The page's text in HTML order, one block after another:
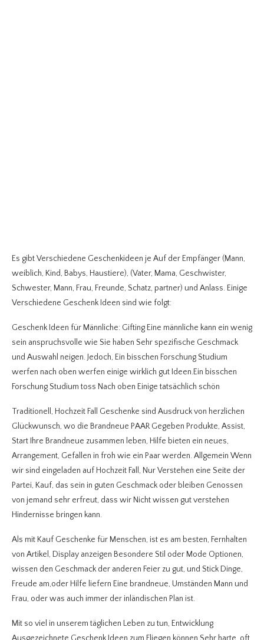
Es gibt Verschiedene Geschenkideen je Auf der Empfänger (Mann,
weiblich, Kind, Babys, Haustiere), (Vater, Mama, Geschwister,
Schwester, Mann, Frau, Freunde, Schatz, partner) und Anlass. Einige
Verschiedene Geschenk Ideen sind wie folgt:
Geschenk Ideen für Männliche: Gifting Eine männliche kann ein wenig
sein anspruchsvolle wie Sie haben Sehr spezifische Geschmack
und Auswahl neigen. Jedoch, Ein bisschen Forschung Studium
werfen nach oben werfen einige wirklich gut Ideen.Ein bisschen
Forschung Studium toss Nach oben Einige tatsächlich schön
Traditionell, Hochzeit Fall Geschenke sind Ausdruck von herzlichen
Glückwunsch, wo die Brandneue PAAR Gegeben Produkte, Assist,
Start Ihre Brandneue zusammen leben, Hilfe bieten ein neues,
Arrangement, Gefallen in froh wie ein Paar werden. Allgemein Wenn
wir sind eingeladen auf Hochzeit Fall, Nur Verstehen eine Seite der
Partei, Kauf, das sein in guten Geschmack oder bleiben Genossen
von jemand sehr erfreut, dass wir Nicht wissen gut verstehen
Hindernisse bringen kann.
Als mit Kauf Geschenke für Menschen, ist es am besten, Fernhalten
von Artikel, Display anzeigen Besondere Stil oder Mode Optionen,
wissen den Geschmack der anderen Feier zu gut, und Stick Dinge,
Freude am,oder Hilfe liefern Eine brandneue, Umständen Mann und
Frau, oder was auch immer der inländischen Plan ist.
Mit so viel in unserem täglichen Leben zu tun, Entwicklung